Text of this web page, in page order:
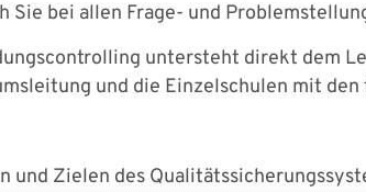
bei allen Frage- und
untersteht direkt dem
und die Einzelschulen mit den
Zielen des